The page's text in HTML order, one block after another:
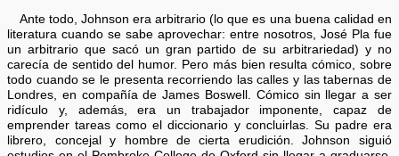
Ante todo, Johnson era arbitrario (lo que es una buena calidad en
literatura cuando se sabe aprovechar: entre nosotros, José Pla fue
un arbitrario que sacó un gran partido de su arbitrariedad) y no
carecía de sentido del humor. Pero más bien resulta cómico, sobre
todo cuando se le presenta recorriendo las calles y las tabernas de
Londres, en compañía de James Boswell. Cómico sin llegar a ser
ridículo y, además, era un trabajador imponente, capaz de
emprender tareas como el diccionario y concluirlas. Su padre era
librero, concejal y hombre de cierta erudición. Johnson siguió